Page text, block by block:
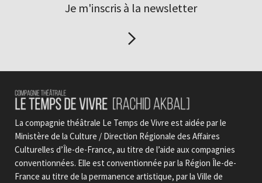
Je m'inscris à la newsletter
La compagnie théâtrale Le Temps de Vivre est aidée par le
Ministère de la Culture / Direction Régionale des Affaires
Culturelles d’Île-de-France, au titre de l’aide aux compagnies
conventionnées. Elle est conventionnée par la Région Île-de-
France au titre de la permanence artistique, par la Ville de